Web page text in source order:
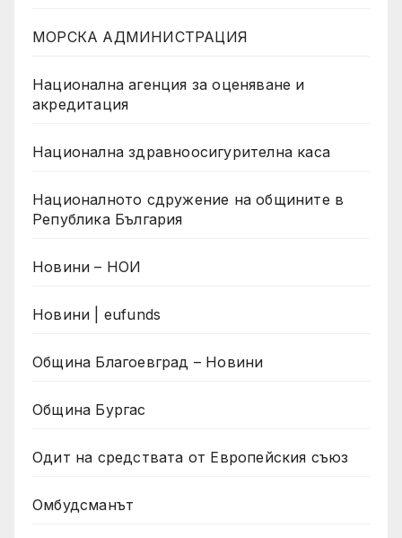
МОРСКА АДМИНИСТРАЦИЯ
Национална агенция за оценяване и
акредитация
Национална здравноосигурителна каса
Националното сдружение на общините в
Република България
Новини – НОИ
Новини | eufunds
Община Благоевград – Новини
Община Бургас
Одит на средствата от Европейския съюз
Омбудсманът